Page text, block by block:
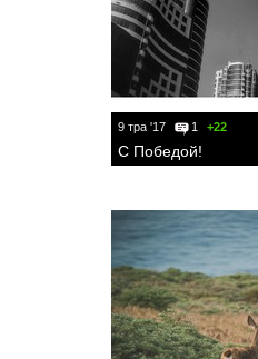
9 тра '17 1 +22
С Победой!